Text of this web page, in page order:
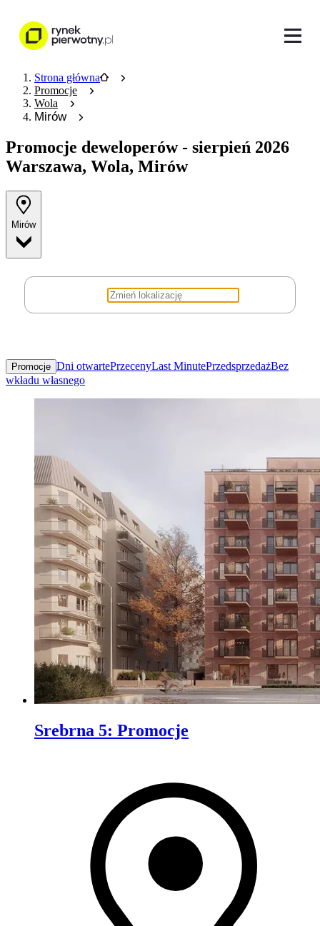
Strona główna
Promocje
Wola
Mirów
Promocje deweloperów - sierpień 2026
Warszawa, Wola, Mirów
Mirów
Promocje Dni otwartePrzecenyLast MinutePrzedsprzedażBez
wkładu własnego
Srebrna 5: Promocje